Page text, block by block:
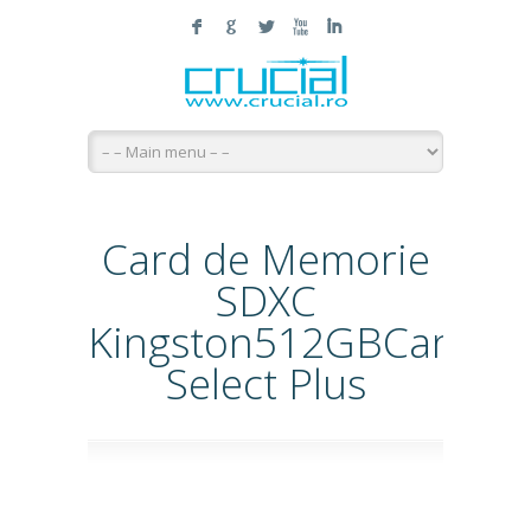
F G L X I
Card de Memorie
SDXC
Kingston512GBCanvas
Select Plus